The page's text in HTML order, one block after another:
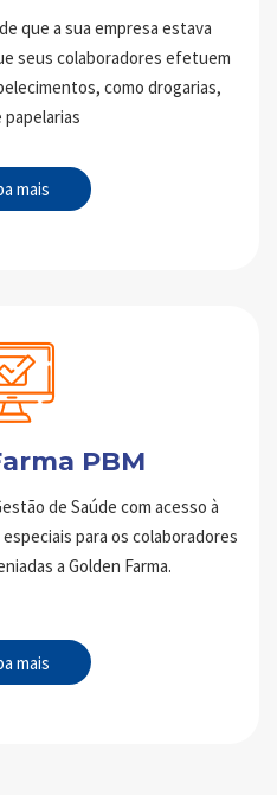
que a sua empresa estava
seus colaboradores efetuem
como drogarias,
mais
PBM
de Saúde com acesso à
para os colaboradores
a Golden Farma.
mais